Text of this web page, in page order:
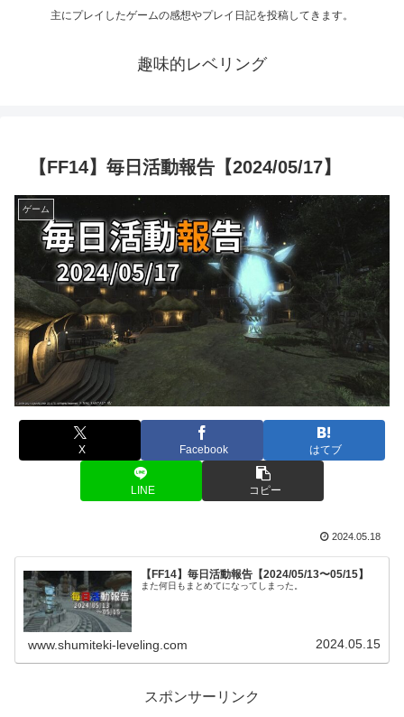
主にプレイしたゲームの感想やプレイ日記を投稿してきます。
趣味的レベリング
【FF14】毎日活動報告【2024/05/17】
ゲーム
X Facebook はてブ
LINE コピー
2024.05.18
【FF14】毎日活動報告【2024/05/13〜05/15】
また何日もまとめてになってしまった。
www.shumiteki-leveling.com 2024.05.15
スポンサーリンク